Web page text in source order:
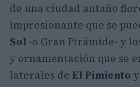
de una ciudad antaño
impresionante que se
Sol -o Gran Pirámide- y
y ornamentación que se
laterales de El Pimiento y